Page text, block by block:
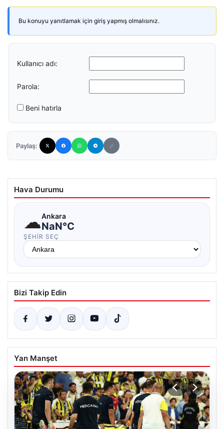
Bu konuyu yanıtlamak için giriş yapmış olmalısınız.
Kullanıcı adı:
Parola:
Beni hatırla
Paylaş:
Hava Durumu
☁Ankara
NaN°C
ŞEHIR SEÇ
Bizi Takip Edin
Yan Manşet